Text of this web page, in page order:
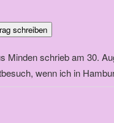
Mindenschrieb am 30.
wenn ich in